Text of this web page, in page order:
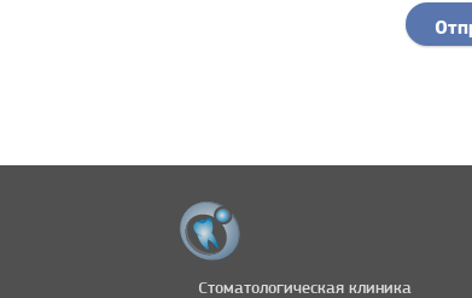
Стоматологическая клиника